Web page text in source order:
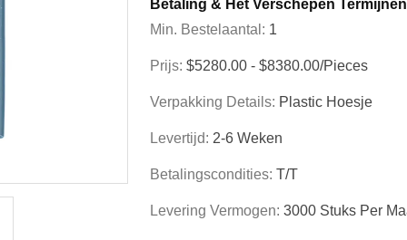
Betaling & Het Verschepen Termijnen
Min. Bestelaantal: 1
Prijs: $5280.00 - $8380.00/Pieces
Verpakking Details: Plastic Hoesje
Levertijd: 2-6 Weken
Betalingscondities: T/T
Levering Vermogen: 3000 Stuks Per